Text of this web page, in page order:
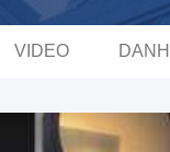
VIDEO